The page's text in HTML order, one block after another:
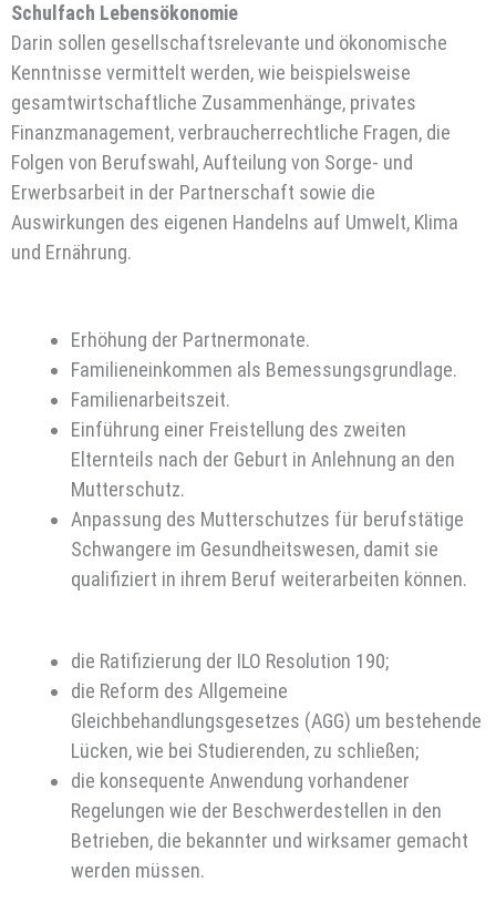
Schulfach Lebensökonomie
Darin sollen gesellschaftsrelevante und ökonomische
Kenntnisse vermittelt werden, wie beispielsweise
gesamtwirtschaftliche Zusammenhänge, privates
Finanzmanagement, verbraucherrechtliche Fragen, die
Folgen von Berufswahl, Aufteilung von Sorge- und
Erwerbsarbeit in der Partnerschaft sowie die
Auswirkungen des eigenen Handelns auf Umwelt, Klima
und Ernährung.
Erhöhung der Partnermonate.
Familieneinkommen als Bemessungsgrundlage.
Familienarbeitszeit.
Einführung einer Freistellung des zweiten
Elternteils nach der Geburt in Anlehnung an den
Mutterschutz.
Anpassung des Mutterschutzes für berufstätige
Schwangere im Gesundheitswesen, damit sie
qualifiziert in ihrem Beruf weiterarbeiten können.
die Ratifizierung der ILO Resolution 190;
die Reform des Allgemeine
Gleichbehandlungsgesetzes (AGG) um bestehende
Lücken, wie bei Studierenden, zu schließen;
die konsequente Anwendung vorhandener
Regelungen wie der Beschwerdestellen in den
Betrieben, die bekannter und wirksamer gemacht
werden müssen.